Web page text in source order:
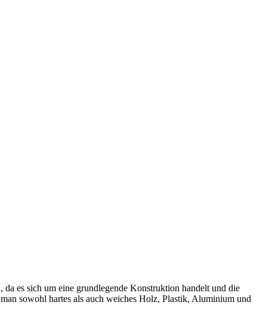
da es sich um eine grundlegende Konstruktion handelt und die
sowohl hartes als auch weiches Holz, Plastik, Aluminium und